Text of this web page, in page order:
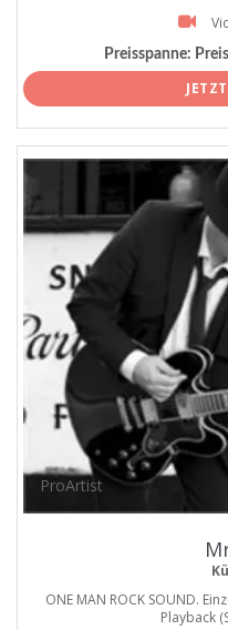
Preisspanne:
ProArtist
ONE MAN ROCK SOUND.
Playback